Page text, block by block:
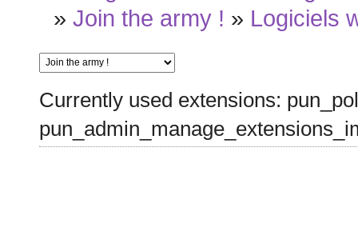
»Join the army ! » Logiciels
Currently used extensions: